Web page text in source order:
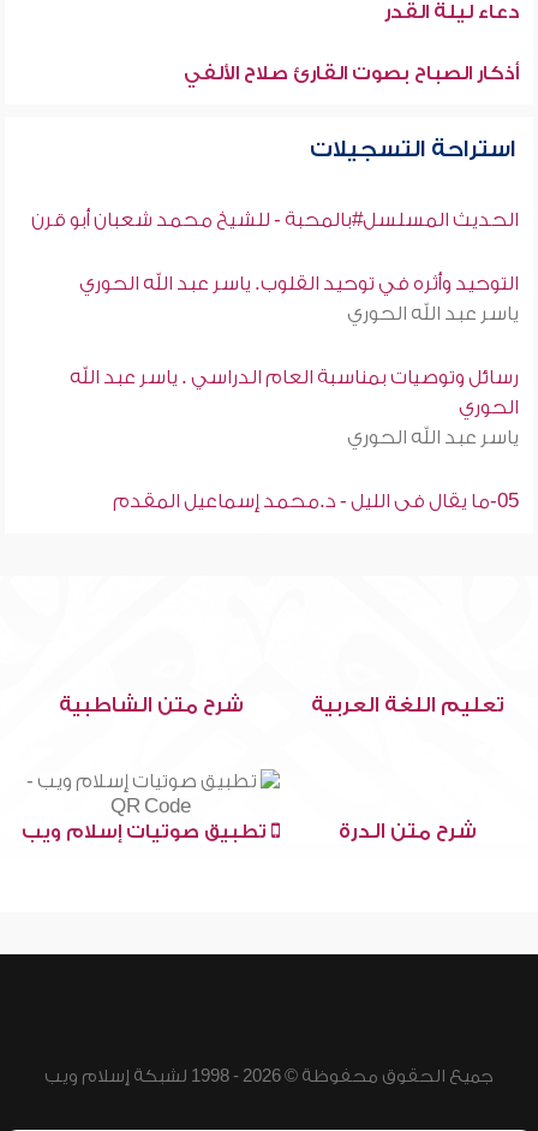
دعاء ليلة القدر
أذكار الصباح بصوت القارئ صلاح الألفي
استراحة التسجيلات
الحديث المسلسل#بالمحبة - للشيخ محمد شعبان أبو قرن
التوحيد وأثره في توحيد القلوب. ياسر عبد الله الحوري
ياسر عبد الله الحوري
رسائل وتوصيات بمناسبة العام الدراسي . ياسر عبد الله
الحوري
ياسر عبد الله الحوري
05-ما يقال فى الليل - د.محمد إسماعيل المقدم
تعليم اللغة العربية شرح متن الشاطبية
شرح متن الدرة تطبيق صوتيات إسلام ويب
جميع الحقوق محفوظة © 2026 - 1998 لشبكة إسلام ويب